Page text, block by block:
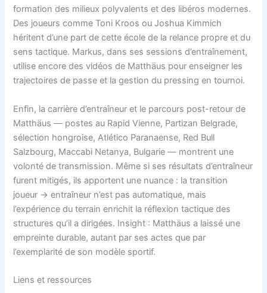
formation des milieux polyvalents et des libéros modernes.
Des joueurs comme Toni Kroos ou Joshua Kimmich
héritent d’une part de cette école de la relance propre et du
sens tactique. Markus, dans ses sessions d’entraînement,
utilise encore des vidéos de Matthäus pour enseigner les
trajectoires de passe et la gestion du pressing en tournoi.
Enfin, la carrière d’entraîneur et le parcours post-retour de
Matthäus — postes au Rapid Vienne, Partizan Belgrade,
sélection hongroise, Atlético Paranaense, Red Bull
Salzbourg, Maccabi Netanya, Bulgarie — montrent une
volonté de transmission. Même si ses résultats d’entraîneur
furent mitigés, ils apportent une nuance : la transition
joueur → entraîneur n’est pas automatique, mais
l’expérience du terrain enrichit la réflexion tactique des
structures qu’il a dirigées. Insight : Matthäus a laissé une
empreinte durable, autant par ses actes que par
l’exemplarité de son modèle sportif.
Liens et ressources